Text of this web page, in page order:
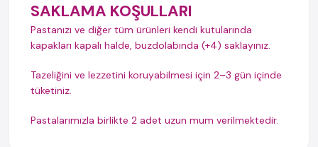
SAKLAMA KOŞULLARI
Pastanızı ve diğer tüm ürünleri kendi kutularında
kapakları kapalı halde, buzdolabında (+4) saklayınız.
Tazeliğini ve lezzetini koruyabilmesi için 2–3 gün içinde
tüketiniz.
Pastalarımızla birlikte 2 adet uzun mum verilmektedir.